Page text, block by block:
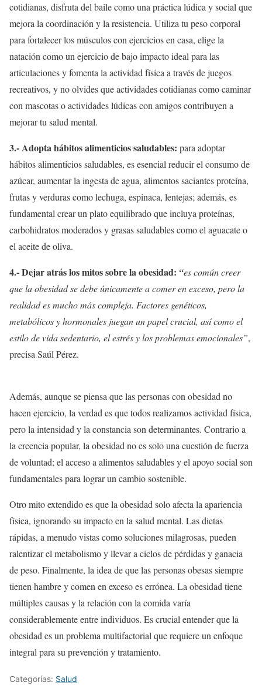
cotidianas, disfruta del baile como una práctica lúdica y social que
mejora la coordinación y la resistencia. Utiliza tu peso corporal
para fortalecer los músculos con ejercicios en casa, elige la
natación como un ejercicio de bajo impacto ideal para las
articulaciones y fomenta la actividad física a través de juegos
recreativos, y no olvides que actividades cotidianas como caminar
con mascotas o actividades lúdicas con amigos contribuyen a
mejorar tu salud mental.
3.- Adopta hábitos alimenticios saludables: para adoptar
hábitos alimenticios saludables, es esencial reducir el consumo de
azúcar, aumentar la ingesta de agua, alimentos saciantes proteína,
frutas y verduras como lechuga, espinaca, lentejas; además, es
fundamental crear un plato equilibrado que incluya proteínas,
carbohidratos moderados y grasas saludables como el aguacate o
el aceite de oliva.
4.- Dejar atrás los mitos sobre la obesidad: “es común creer
que la obesidad se debe únicamente a comer en exceso, pero la
realidad es mucho más compleja. Factores genéticos,
metabólicos y hormonales juegan un papel crucial, así como el
estilo de vida sedentario, el estrés y los problemas emocionales”,
precisa Saúl Pérez.
Además, aunque se piensa que las personas con obesidad no
hacen ejercicio, la verdad es que todos realizamos actividad física,
pero la intensidad y la constancia son determinantes. Contrario a
la creencia popular, la obesidad no es solo una cuestión de fuerza
de voluntad; el acceso a alimentos saludables y el apoyo social son
fundamentales para lograr un cambio sostenible.
Otro mito extendido es que la obesidad solo afecta la apariencia
física, ignorando su impacto en la salud mental. Las dietas
rápidas, a menudo vistas como soluciones milagrosas, pueden
ralentizar el metabolismo y llevar a ciclos de pérdidas y ganacia
de peso. Finalmente, la idea de que las personas obesas siempre
tienen hambre y comen en exceso es errónea. La obesidad tiene
múltiples causas y la relación con la comida varía
considerablemente entre individuos. Es crucial entender que la
obesidad es un problema multifactorial que requiere un enfoque
integral para su prevención y tratamiento.
Categorías: Salud